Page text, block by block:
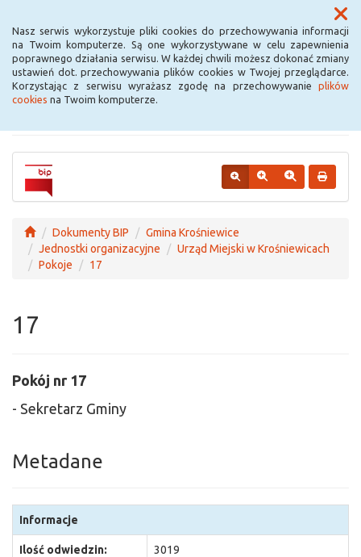
Nasz serwis wykorzystuje pliki cookies do przechowywania informacji
na Twoim komputerze. Są one wykorzystywane w celu zapewnienia
poprawnego działania serwisu. W każdej chwili możesz dokonać zmiany
ustawień dot. przechowywania plików cookies w Twojej przeglądarce.
Korzystając z serwisu wyrażasz zgodę na przechowywanie plików
cookies na Twoim komputerze.
Menu
Urząd Miejski w
Krośniewicach
Dokumenty BIP
Gmina Krośniewice
Jednostki organizacyjne
Urząd Miejski w Krośniewicach
Pokoje
17
17
Pokój nr 17
- Sekretarz Gminy
Metadane
Informacje
Ilość odwiedzin: 3019